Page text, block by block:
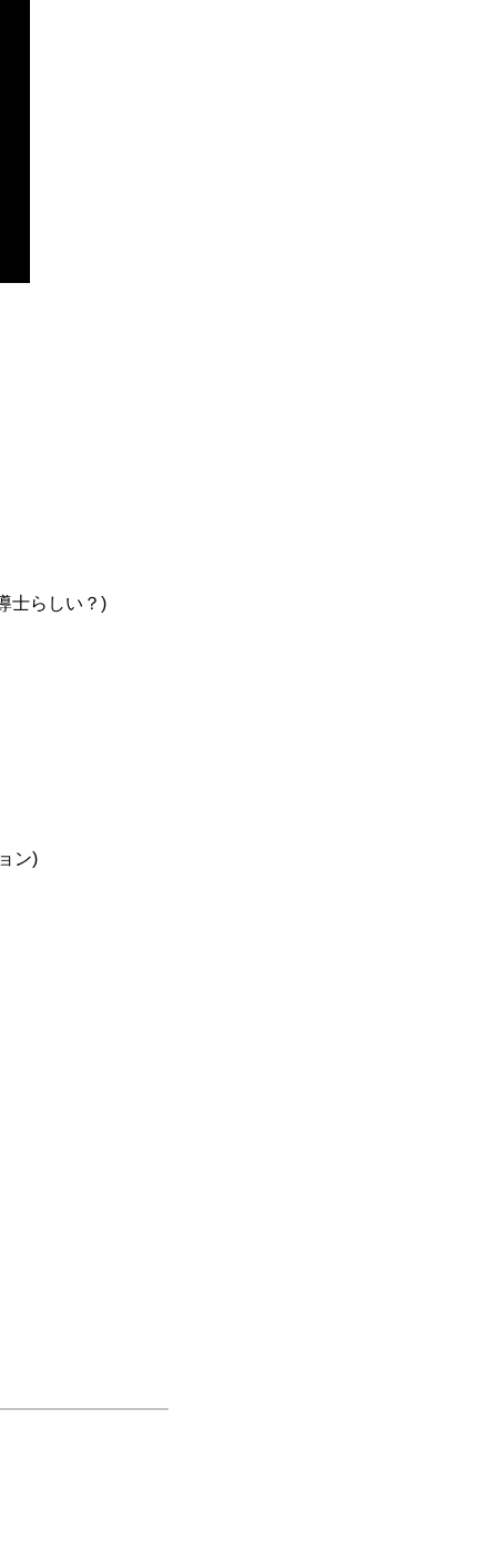
士らしい？)
ン)